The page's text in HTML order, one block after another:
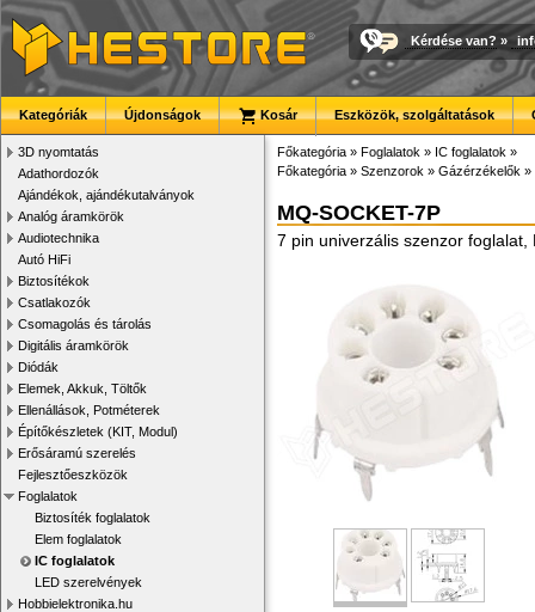
Kérdése van? »
Kategóriák Újdonságok Kosár Eszközök, szolgáltatások
3D nyomtatás
Adathordozók
Ajándékok, ajándékutalványok
Analóg áramkörök
Audiotechnika
Autó HiFi
Biztosítékok
Csatlakozók
Csomagolás és tárolás
Digitális áramkörök
Diódák
Elemek, Akkuk, Töltők
Ellenállások, Potméterek
Építőkészletek (KIT, Modul)
Erősáramú szerelés
Fejlesztőeszközök
Foglalatok
Biztosíték foglalatok
Elem foglalatok
IC foglalatok
LED szerelvények
Hobbielektronika.hu
Főkategória » Foglalatok » IC foglalatok »
Főkategória » Szenzorok » Gázérzékelők »
MQ-SOCKET-7P
7 pin univerzális szenzor